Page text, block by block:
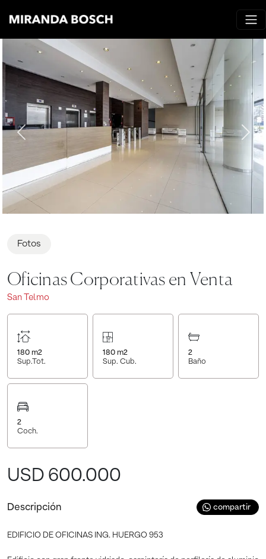
Fotos
Oficinas Corporativas en Venta
San Telmo
180 m2
Sup.Tot.
180 m2
Sup. Cub.
2
Baño
2
Coch.
USD 600.000
Descripción compartir
EDIFICIO DE OFICINAS ING. HUERGO 953